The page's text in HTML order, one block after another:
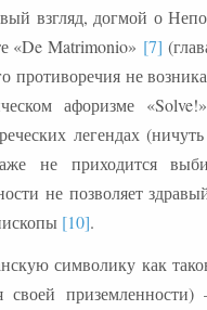
взгляд, догмой о
«De Matrimonio» [7]
противоречия не
афоризме
легендах
не приходится
не позволяет
[10].
символику как
своей